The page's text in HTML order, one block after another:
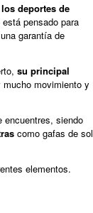
deportes de
pensado para
garantía de
su principal
movimiento y
encuentres, siendo
como gafas de sol
elementos.